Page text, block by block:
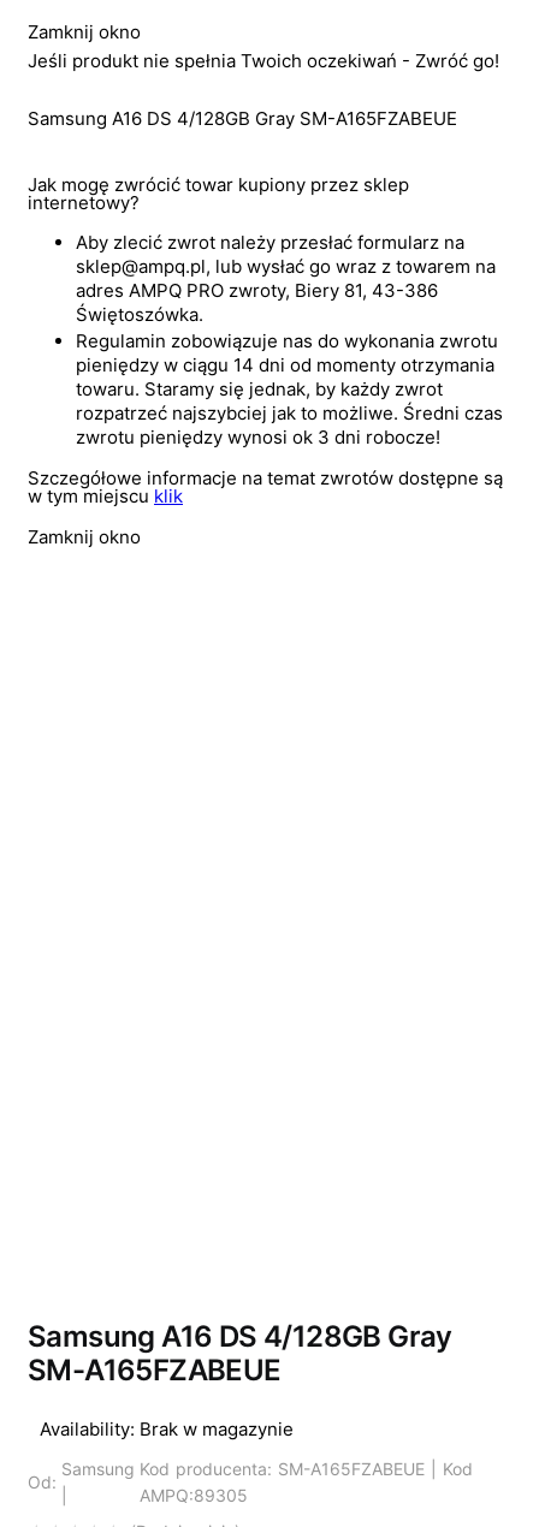
Zamknij okno
Jeśli produkt nie spełnia Twoich oczekiwań - Zwróć go!
Samsung A16 DS 4/128GB Gray SM-A165FZABEUE
Jak mogę zwrócić towar kupiony przez sklep
internetowy?
Aby zlecić zwrot należy przesłać formularz na
sklep@ampq.pl, lub wysłać go wraz z towarem na
adres AMPQ PRO zwroty, Biery 81, 43-386
Świętoszówka.
Regulamin zobowiązuje nas do wykonania zwrotu
pieniędzy w ciągu 14 dni od momenty otrzymania
towaru. Staramy się jednak, by każdy zwrot
rozpatrzeć najszybciej jak to możliwe. Średni czas
zwrotu pieniędzy wynosi ok 3 dni robocze!
Szczegółowe informacje na temat zwrotów dostępne są
w tym miejscu klik
Zamknij okno
Samsung A16 DS 4/128GB Gray
SM-A165FZABEUE
Availability: Brak w magazynie
Od:
Samsung Kod producenta: SM-A165FZABEUE | Kod
AMPQ:89305